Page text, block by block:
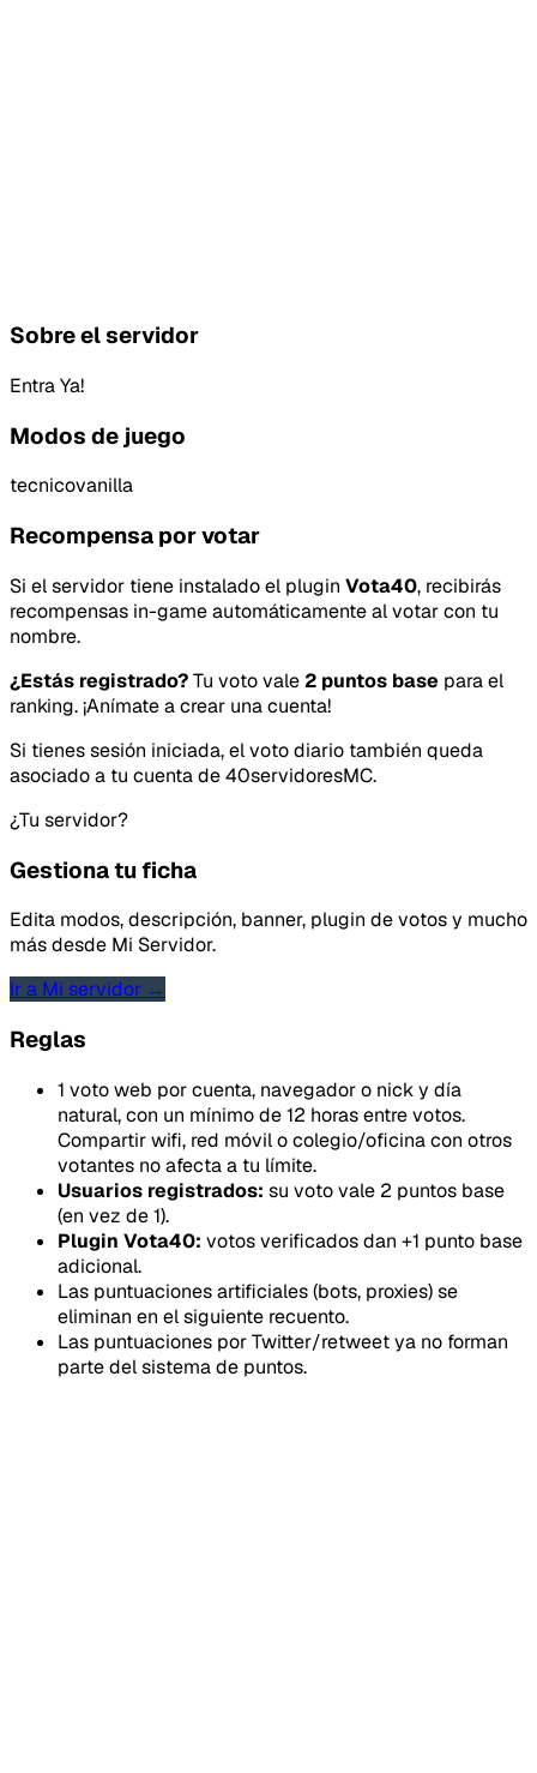
Sobre el servidor
Entra Ya!
Modos de juego
tecnicovanilla
Recompensa por votar
Si el servidor tiene instalado el plugin Vota40, recibirás
recompensas in-game automáticamente al votar con tu
nombre.
¿Estás registrado?Tu voto vale 2 puntos base para el
ranking. ¡Anímate a crear una cuenta!
Si tienes sesión iniciada, el voto diario también queda
asociado a tu cuenta de 40servidoresMC.
¿Tu servidor?
Gestiona tu ficha
Edita modos, descripción, banner, plugin de votos y mucho
más desde Mi Servidor.
Ir a Mi servidor →
Reglas
1 voto web por cuenta, navegador o nick y día
natural, con un mínimo de 12 horas entre votos.
Compartir wifi, red móvil o colegio/oficina con otros
votantes no afecta a tu límite.
Usuarios registrados: su voto vale 2 puntos base
(en vez de 1).
Plugin Vota40: votos verificados dan +1 punto base
adicional.
Las puntuaciones artificiales (bots, proxies) se
eliminan en el siguiente recuento.
Las puntuaciones por Twitter/retweet ya no forman
parte del sistema de puntos.